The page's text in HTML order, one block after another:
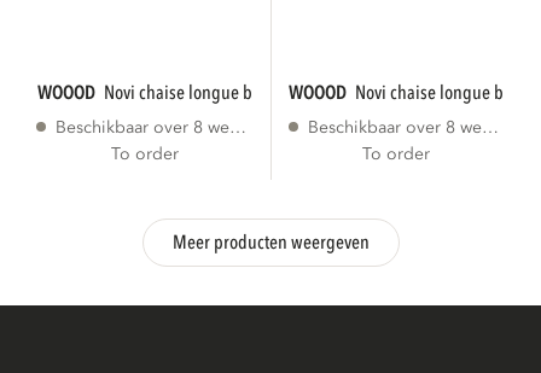
WOOOD novi chaise longue bank rechts...
Beschikbaar over 8 weken
To order
WOOOD novi chaise longue bank
Beschikbaar over 8 weken
To order
Meer producten weergeven